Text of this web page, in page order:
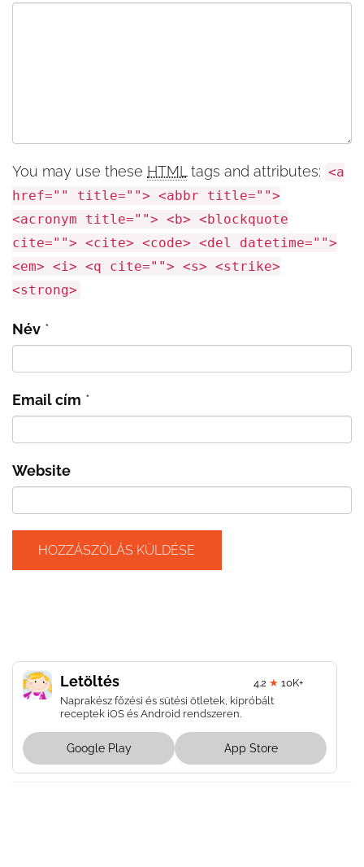
You may use these HTMLtags and attributes: <a
href="" title=""> <abbr title="">
<acronym title=""> <b> <blockquote
cite=""> <cite> <code> <del datetime="">
<em> <i> <q cite=""> <s> <strike>
<strong>
Név *
Email cím *
Website
Letöltés 4.2 ★ 10K+
Naprakész főzési és sütési ötletek, kipróbált
receptek iOS és Android rendszeren.
Google Play App Store